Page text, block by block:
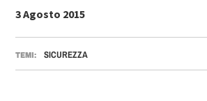
3 Agosto 2015
TEMI: SICUREZZA